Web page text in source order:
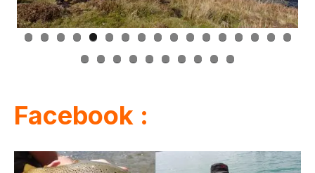
Facebook :